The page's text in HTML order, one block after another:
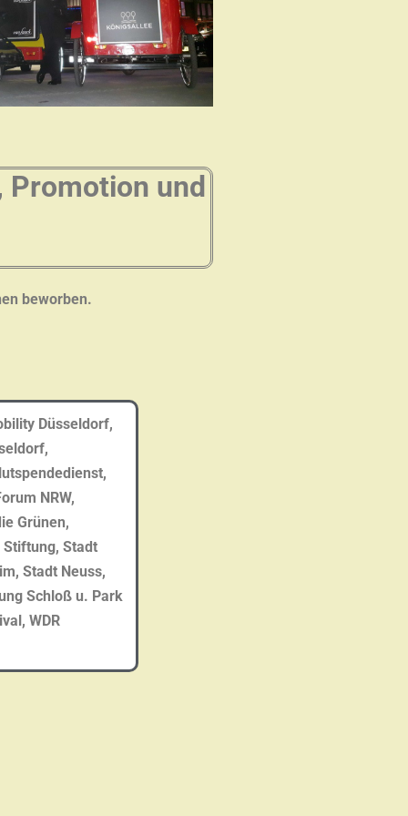
Promotion und
beworben.
Düsseldorf,
NRW,
i Grünen,
iStiftung,Stadt
Stadt Neuss,
i Schloß u. Park
WDR